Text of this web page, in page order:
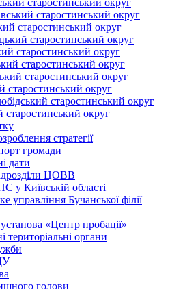
старостинський округ
старостинський округ
старостинський округ
старостинський округ
старостинський округ
старостинський округ
старостинський округ
старостинський округ
старостинський округ
старостинський округ
стратегії
громади
дати
ЦОВВ
у Київській області
управління Бучанської філії
«Центр пробації»
територіальні органи
голови